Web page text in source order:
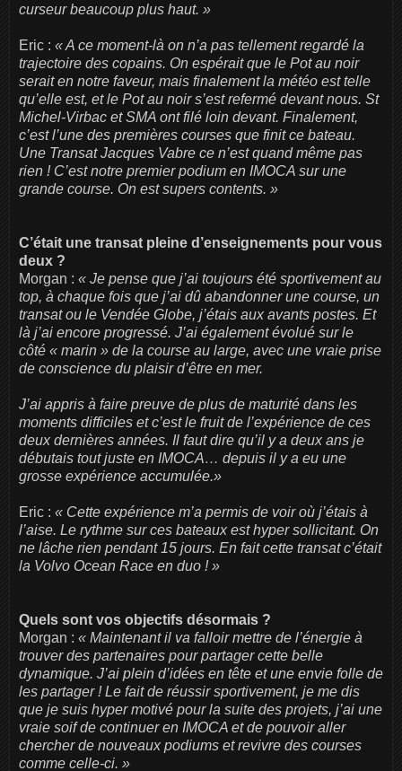
curseur beaucoup plus haut. »
Eric : « A ce moment-là on n’a pas tellement regardé la
trajectoire des copains. On espérait que le Pot au noir
serait en notre faveur, mais finalement la météo est telle
qu’elle est, et le Pot au noir s’est refermé devant nous. St
Michel-Virbac et SMA ont filé loin devant. Finalement,
c’est l’une des premières courses que finit ce bateau.
Une Transat Jacques Vabre ce n’est quand même pas
rien ! C’est notre premier podium en IMOCA sur une
grande course. On est supers contents. »
C’était une transat pleine d’enseignements pour vous
deux ?
Morgan : « Je pense que j’ai toujours été sportivement au
top, à chaque fois que j’ai dû abandonner une course, un
transat ou le Vendée Globe, j’étais aux avants postes. Et
là j’ai encore progressé. J’ai également évolué sur le
côté « marin » de la course au large, avec une vraie prise
de conscience du plaisir d’être en mer.
J’ai appris à faire preuve de plus de maturité dans les
moments difficiles et c’est le fruit de l’expérience de ces
deux dernières années. Il faut dire qu’il y a deux ans je
débutais tout juste en IMOCA… depuis il y a eu une
grosse expérience accumulée.»
Eric : « Cette expérience m’a permis de voir où j’étais à
l’aise. Le rythme sur ces bateaux est hyper sollicitant. On
ne lâche rien pendant 15 jours. En fait cette transat c’était
la Volvo Ocean Race en duo ! »
Quels sont vos objectifs désormais ?
Morgan : « Maintenant il va falloir mettre de l’énergie à
trouver des partenaires pour partager cette belle
dynamique. J’ai plein d’idées en tête et une envie folle de
les partager ! Le fait de réussir sportivement, je me dis
que je suis hyper motivé pour la suite des projets, j’ai une
vraie soif de continuer en IMOCA et de pouvoir aller
chercher de nouveaux podiums et revivre des courses
comme celle-ci. »